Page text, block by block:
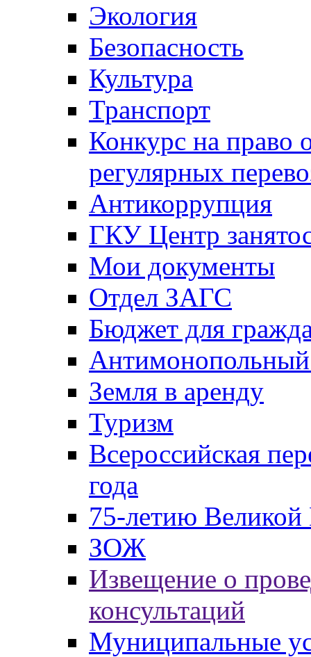
Экология
Безопасность
Культура
Транспорт
Конкурс на право
регулярных
Антикоррупция
ГКУ Центр
Мои документы
Отдел ЗАГС
Бюджет для
Антимонопольный
Земля в аренду
Туризм
Всероссийская
года
75-летию
ЗОЖ
Извещение о
консультаций
Муниципальные